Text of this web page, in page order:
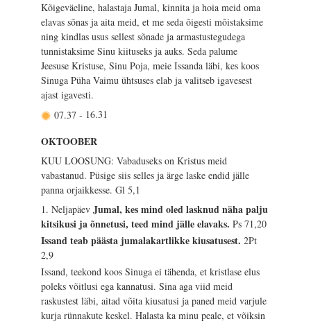
Kõigeväeline, halastaja Jumal, kinnita ja hoia meid oma
elavas sõnas ja aita meid, et me seda õigesti mõistaksime
ning kindlas usus sellest sõnade ja armastustegudega
tunnistaksime Sinu kiituseks ja auks. Seda palume
Jeesuse Kristuse, Sinu Poja, meie Issanda läbi, kes koos
Sinuga Püha Vaimu ühtsuses elab ja valitseb igavesest
ajast igavesti.
07.37 - 16.31
OKTOOBER
KUU LOOSUNG: Vabaduseks on Kristus meid
vabastanud. Püsige siis selles ja ärge laske endid jälle
panna orjaikkesse.Gl 5,1
1. NeljapäevJumal, kes mind oled lasknud näha palju
kitsikusi ja õnnetusi, teed mind jälle elavaks.Ps 71,20
Issand teab päästa jumalakartlikke kiusatusest.2Pt
2,9
Issand, teekond koos Sinuga ei tähenda, et kristlase elus
poleks võitlusi ega kannatusi. Sina aga viid meid
raskustest läbi, aitad võita kiusatusi ja paned meid varjule
kurja rünnakute keskel. Halasta ka minu peale, et võiksin